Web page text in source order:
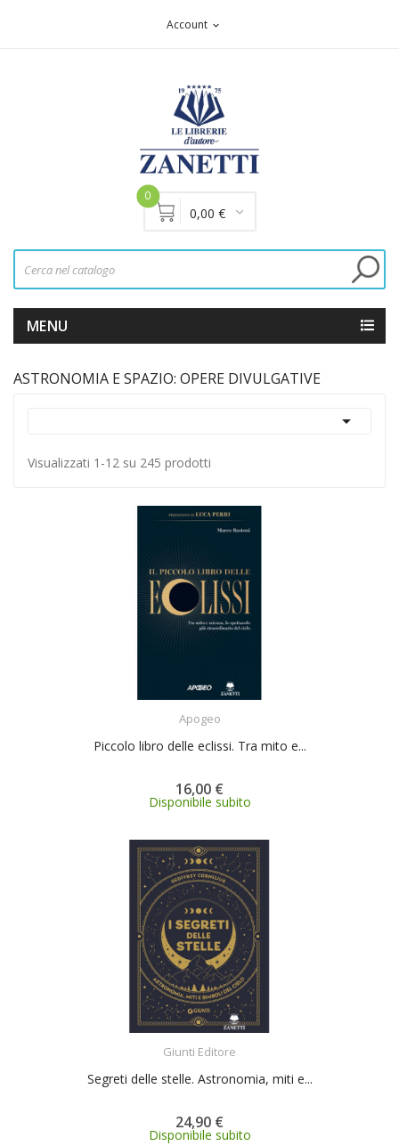
Account expand_more
0
0,00 €
MENU
ASTRONOMIA E SPAZIO: OPERE DIVULGATIVE

Visualizzati 1-12 su 245 prodotti
Apogeo
Piccolo libro delle eclissi. Tra mito e...
16,00 €
Disponibile subito
Giunti Editore
Segreti delle stelle. Astronomia, miti e...
24,90 €
Disponibile subito